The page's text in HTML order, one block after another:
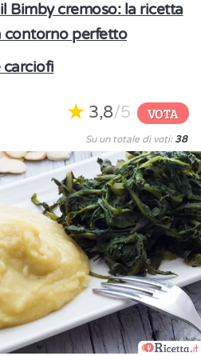
Bimby cremoso: la ricetta
contorno perfetto
carciofi
3,8/5 VOTA
Su un totale di voti: 38